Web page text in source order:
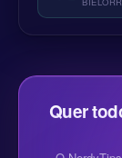
Quer